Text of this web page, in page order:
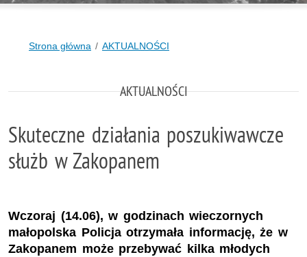
Strona główna AKTUALNOŚCI
AKTUALNOŚCI
Skuteczne działania poszukiwawcze
służb w Zakopanem
Wczoraj (14.06), w godzinach wieczornych
małopolska Policja otrzymała informację, że w
Zakopanem może przebywać kilka młodych